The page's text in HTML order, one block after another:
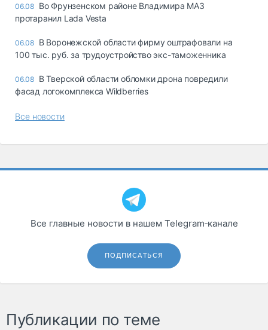
06.08 Во Фрунзенском районе Владимира МАЗ
протаранил Lada Vesta
06.08 В Воронежской области фирму оштрафовали на
100 тыс. руб. за трудоустройство экс-таможенника
06.08 В Тверской области обломки дрона повредили
фасад логокомплекса Wildberries
Все новости
Все главные новости в нашем Telegram‑канале
ПОДПИСАТЬСЯ
Публикации по теме